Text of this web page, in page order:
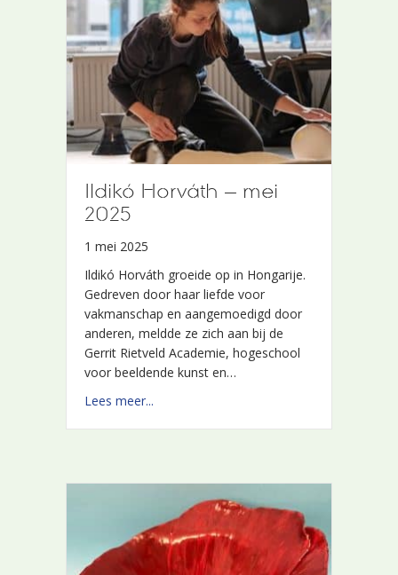
Ildikó Horváth – mei
2025
1 mei 2025
Ildikó Horváth groeide op in Hongarije.
Gedreven door haar liefde voor
vakmanschap en aangemoedigd door
anderen, meldde ze zich aan bij de
Gerrit Rietveld Academie, hogeschool
voor beeldende kunst en…
Lees meer...
Ildikó Horváth – mei
2025
1 mei 2025
Ildikó Horváth groeide op in Hongarije.
Gedreven door haar liefde voor
vakmanschap en aangemoedigd door
anderen, meldde ze zich aan bij de
Gerrit Rietveld Academie, hogeschool
voor beeldende kunst en…
Lees meer...